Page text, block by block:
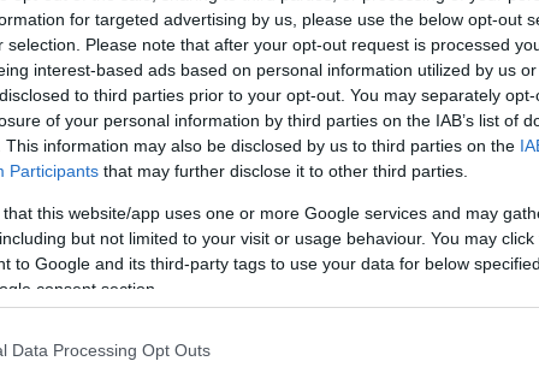
for targeted advertising by us, please use the below opt-out
selection. Please note that after your opt-out request is processed
interest-based ads based on personal information utilized by us
to third parties prior to your opt-out. You may separately
of your personal information by third parties on the IAB’s list of
This information may also be disclosed by us to third parties on the
Participants that may further disclose it to other third parties.
that this website/app uses one or more Google services and may
but not limited to your visit or usage behaviour. You may
to Google and its third-party tags to use your data for below
consent section.
Data Processing Opt Outs
το μυαλό σου με ιδέες για
. (Μάλλον φταίνε τα οικονομικά
με το boho style, αλλά και με
στον χώρο τουDIY έχουν
παρελθόν, μιας και πλέον
ή τουλάχιστον για
υλικά. Γι’ αυτό, λοιπόν, και
εύκολα, γρήγορα και
σε διάφανα
super stylish κηροπήγια με